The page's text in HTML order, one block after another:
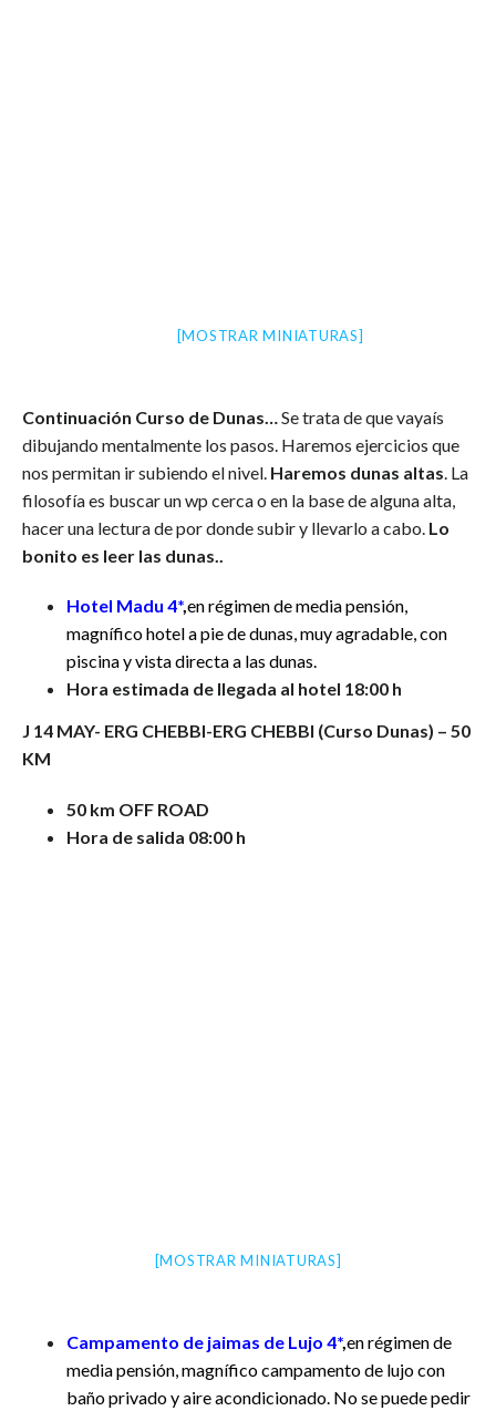
[MOSTRAR MINIATURAS]
Continuación Curso de Dunas… Se trata de que vayaís
dibujando mentalmente los pasos. Haremos ejercicios que
nos permitan ir subiendo el nivel. Haremos dunas altas . La
filosofía es buscar un wp cerca o en la base de alguna alta,
hacer una lectura de por donde subir y llevarlo a cabo. Lo
bonito es leer las dunas..
Hotel Madu 4*,en régimen de media pensión,
magnífico hotel a pie de dunas, muy agradable, con
piscina y vista directa a las dunas.
Hora estimada de llegada al hotel 18:00 h
J 14 MAY- ERG CHEBBI-ERG CHEBBI (Curso Dunas) – 50
KM
50 km OFF ROAD
Hora de salida 08:00 h
[MOSTRAR MINIATURAS]
Campamento de jaimas de Lujo 4*,en régimen de
media pensión, magnífico campamento de lujo con
baño privado y aire acondicionado. No se puede pedir